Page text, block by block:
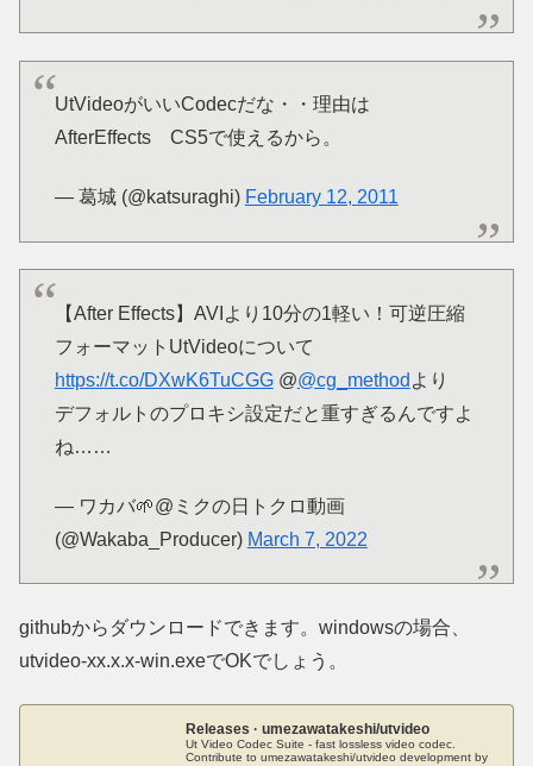
UtVideoがいいCodecだな・・理由は
AfterEffects CS5で使えるから。
— 葛城 (@katsuraghi) February 12, 2011
【After Effects】AVIより10分の1軽い！可逆圧縮
フォーマットUtVideoについて
https://t.co/DXwK6TuCGG@@cg_method より
デフォルトのプロキシ設定だと重すぎるんですよ
ね……
— ワカバ🌱@ミクの日トクロ動画
(@Wakaba_Producer) March 7, 2022
githubからダウンロードできます。windowsの場合、
utvideo-xx.x.x-win.exeでOKでしょう。
Releases · umezawatakeshi/utvideo
Ut Video Codec Suite - fast lossless video codec.
Contribute to umezawatakeshi/utvideo development by